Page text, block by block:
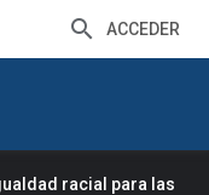
ACCEDER
racial para las